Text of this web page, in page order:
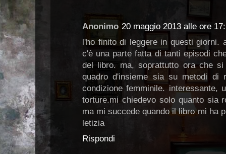
Anonimo 20 maggio 2013 alle ore
l'ho finito di leggere in questi giorni.
c'è una parte fatta di tanti episodi
del libro. ma, soprattutto ora che
quadro d'insieme sia su metodi di
condizione femminile. interessante,
torture.mi chiedevo solo quanto sia
ma mi succede quando il libro mi ha
letizia
Rispondi